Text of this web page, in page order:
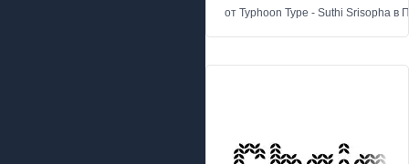
от Typhoon Type - Suthi Srisopha в